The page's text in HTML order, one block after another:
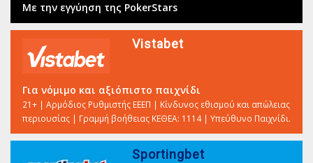
Με την εγγύηση της PokerStars
Vistabet
Για νόμιμο και αξιόπιστο παιχνίδι
21+ | Αρμόδιος Ρυθμιστής ΕΕΕΠ | Κίνδυνος εθισμού και απώλειας
περιουσίας | Γραμμή βοήθειας ΚΕΘΕΑ: 1114 | Υπεύθυνο Παιχνίδι.
Sportingbet